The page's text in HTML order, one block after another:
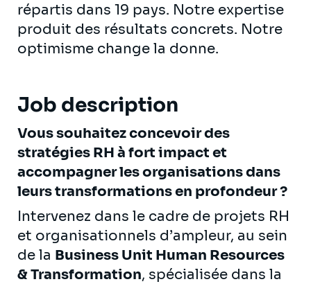
répartis dans 19 pays. Notre expertise
produit des résultats concrets. Notre
optimisme change la donne.
Job description
Vous souhaitez concevoir des
stratégies RH à fort impact et
accompagner les organisations dans
leurs transformations en profondeur ?
Intervenez dans le cadre de projets RH
et organisationnels d’ampleur, au sein
de la Business Unit Human Resources
& Transformation, spécialisée dans la